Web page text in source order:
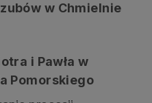
w Chmielnie
i Pawła w
Pomorskiego